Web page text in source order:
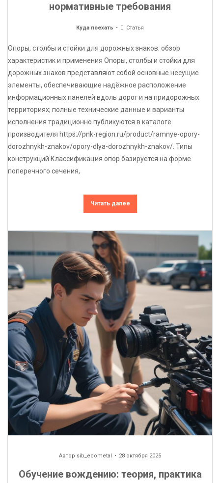
нормативные требования
Куда поехать Статья
Опоры, столбы и стойки для дорожных знаков: обзор
характеристик и применения Опоры, столбы и стойки для
дорожных знаков представляют собой основные несущие
элементы, обеспечивающие надёжное расположение
информационных панелей вдоль дорог и на придорожных
территориях; полные технические данные и варианты
исполнения традиционно публикуются в каталоге
производителя https://pnk-region.ru/product/ramnye-opory-
dorozhnykh-znakov/opory-dlya-dorozhnykh-znakov/. Типы
конструкций Классификация опор базируется на форме
поперечного сечения,
Читать далее
Автор sib_ecometal 28 октября 2025
Обучение вождению: теория, практика